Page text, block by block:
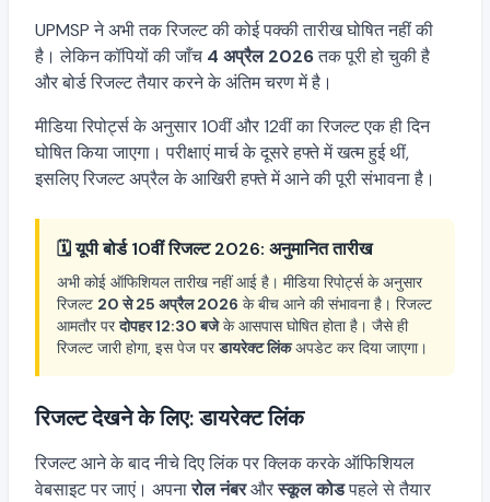
UPMSP ने अभी तक रिजल्ट की कोई पक्की तारीख घोषित नहीं की
है। लेकिन कॉपियों की जाँच 4 अप्रैल 2026तक पूरी हो चुकी है
और बोर्ड रिजल्ट तैयार करने के अंतिम चरण में है।
मीडिया रिपोर्ट्स के अनुसार 10वीं और 12वीं का रिजल्ट एक ही दिन
घोषित किया जाएगा। परीक्षाएं मार्च के दूसरे हफ्ते में खत्म हुई थीं,
इसलिए रिजल्ट अप्रैल के आखिरी हफ्ते में आने की पूरी संभावना है।
🗓️ यूपी बोर्ड 10वीं रिजल्ट 2026: अनुमानित तारीख
अभी कोई ऑफिशियल तारीख नहीं आई है। मीडिया रिपोर्ट्स के अनुसार
रिजल्ट 20 से 25 अप्रैल 2026 के बीच आने की संभावना है। रिजल्ट
आमतौर परदोपहर 12:30 बजेके आसपास घोषित होता है। जैसे ही
रिजल्ट जारी होगा, इस पेज परडायरेक्ट लिंकअपडेट कर दिया जाएगा।
रिजल्ट देखने के लिए: डायरेक्ट लिंक
रिजल्ट आने के बाद नीचे दिए लिंक पर क्लिक करके ऑफिशियल
वेबसाइट पर जाएं। अपनारोल नंबरऔरस्कूल कोडपहले से तैयार